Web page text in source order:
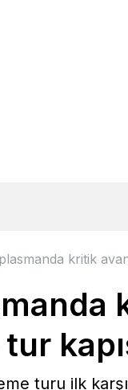
kritik
turu ilk